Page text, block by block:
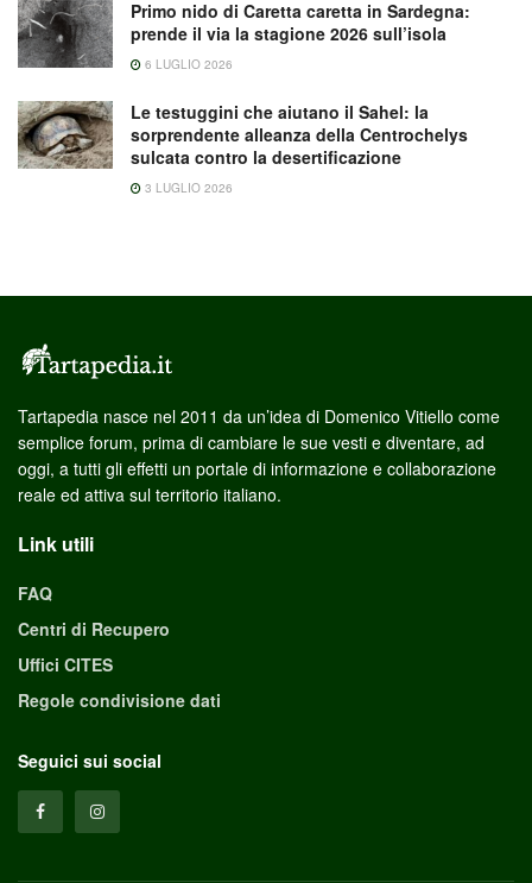
Primo nido di Caretta caretta in Sardegna:
prende il via la stagione 2026 sull’isola
6 LUGLIO 2026
Le testuggini che aiutano il Sahel: la
sorprendente alleanza della Centrochelys
sulcata contro la desertificazione
3 LUGLIO 2026
Tartapedia nasce nel 2011 da un’idea di Domenico Vitiello come
semplice forum, prima di cambiare le sue vesti e diventare, ad
oggi, a tutti gli effetti un portale di informazione e collaborazione
reale ed attiva sul territorio italiano.
Link utili
FAQ
Centri di Recupero
Uffici CITES
Regole condivisione dati
Seguici sui social